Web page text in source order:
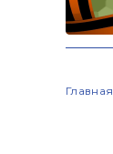
Главная